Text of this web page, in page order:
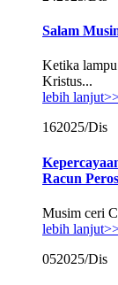
Salam
Ketika lampu
Kristus...
lebih
162025/Dis
Racun
Musim ceri
lebih
052025/Dis